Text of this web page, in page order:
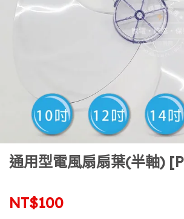
通用型電風扇扇葉(半軸)
NT$100